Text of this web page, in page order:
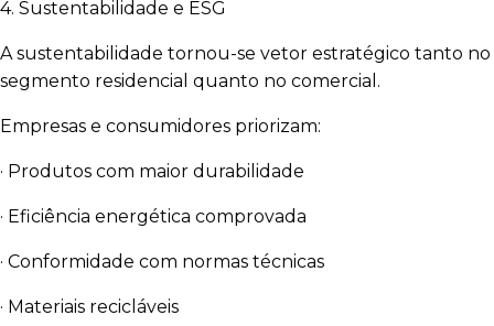
4. Sustentabilidade e ESG
A sustentabilidade tornou-se vetor estratégico tanto no
segmento residencial quanto no comercial.
Empresas e consumidores priorizam:
· Produtos com maior durabilidade
· Eficiência energética comprovada
· Conformidade com normas técnicas
· Materiais recicláveis